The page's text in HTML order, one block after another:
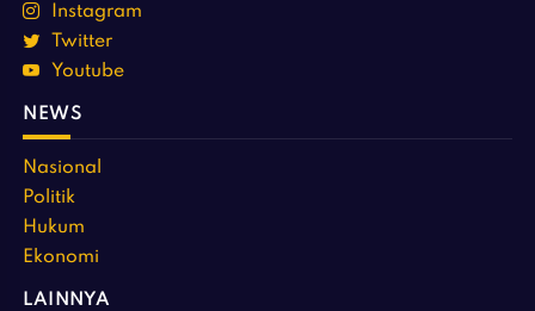
Instagram
Twitter
Youtube
NEWS
Nasional
Politik
Hukum
Ekonomi
LAINNYA